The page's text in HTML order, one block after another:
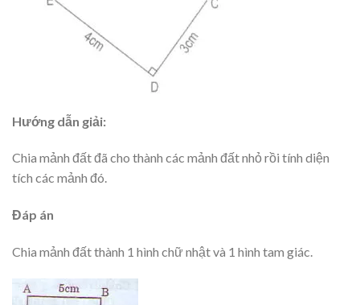
Hướng dẫn giải:
Chia mảnh đất đã cho thành các mảnh đất nhỏ rồi tính diện
tích các mảnh đó.
Đáp án
Chia mảnh đất thành 1 hình chữ nhật và 1 hình tam giác.